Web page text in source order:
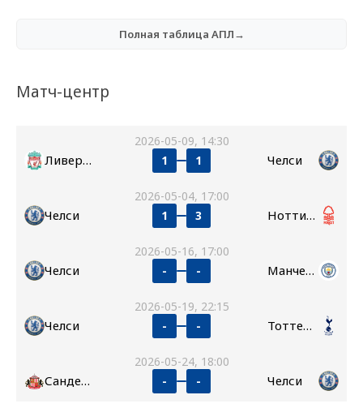
Полная таблица АПЛ→
Матч-центр
2026-05-09, 14:30
Ливерпуль 1 1 Челси
2026-05-04, 17:00
Челси 1 3 Ноттингем Форест
2026-05-16, 17:00
Челси - - Манчестер Сити
2026-05-19, 22:15
Челси - - Тоттенхэм
2026-05-24, 18:00
Сандерленд - - Челси